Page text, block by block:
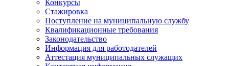
Конкурсы
Стажировка
Поступление на муниципальную службу
Квалификационные требования
Законодательство
Информация для работодателей
Аттестация муниципальных служащих